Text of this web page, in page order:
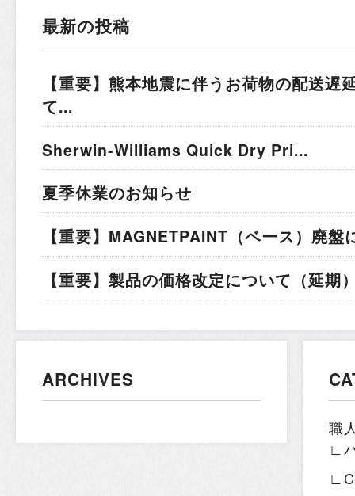
最新の投稿
【重要】熊本地震に伴うお荷物の配送遅
て...
Sherwin-Williams Quick Dry Pri...
夏季休業のお知らせ
【重要】MAGNETPAINT（ベース）廃
【重要】製品の価格改定について（延期
ARCHIVES
職
∟